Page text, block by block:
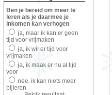
Ben je bereid om meer te
leren als je daarmee je
inkomen kan verhogen
ja, maar ik kan er geen
tijd voor vrijmaken
ja, ik wil er tijd voor
vrijmaken
ja, ik maak er nu al tijd
voor
nee, ik kan niets meer
bijleren